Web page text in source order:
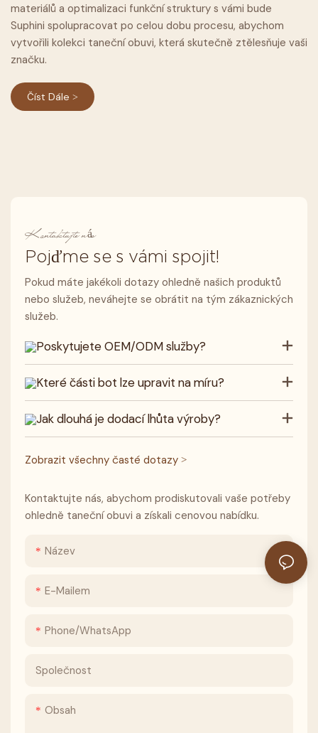
materiálů a optimalizaci funkční struktury s vámi bude
Suphini spolupracovat po celou dobu procesu, abychom
vytvořili kolekci taneční obuvi, která skutečně ztělesňuje vaši
značku.
Číst Dále >
Kontaktujte nás
Pojďme se s vámi spojit!
Pokud máte jakékoli dotazy ohledně našich produktů
nebo služeb, neváhejte se obrátit na tým zákaznických
služeb.
Poskytujete OEM/ODM služby?
Které části bot lze upravit na míru?
Jak dlouhá je dodací lhůta výroby?
Zobrazit všechny časté dotazy >
Kontaktujte nás, abychom prodiskutovali vaše potřeby
ohledně taneční obuvi a získali cenovou nabídku.
Název
E-Mailem
Phone/whatsApp
Společnost
Obsah